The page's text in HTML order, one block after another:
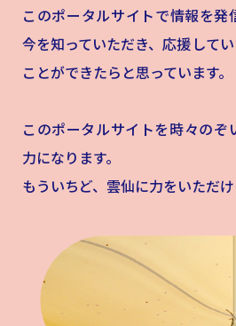
このポータルサイトで情報を発
今を知っていただき、応援して
ことができたらと思っています。
このポータルサイトを時々のぞ
力になります。
もういちど、雲仙に力をいただけ